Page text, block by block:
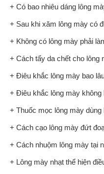
+ Có bao nhiêu dáng lông
+ Sau khi xăm lông mày có
+ Không có lông mày phải
+ Cách tẩy da chết cho lông
+ Điêu khắc lông mày bao
+ Điêu khắc lông mày không
+ Thuốc mọc lông mày dùng
+ Cách cạo lông mày đứt
+ Cách nhuộm lông mày tại
+ Lông mày nhạt thể hiện